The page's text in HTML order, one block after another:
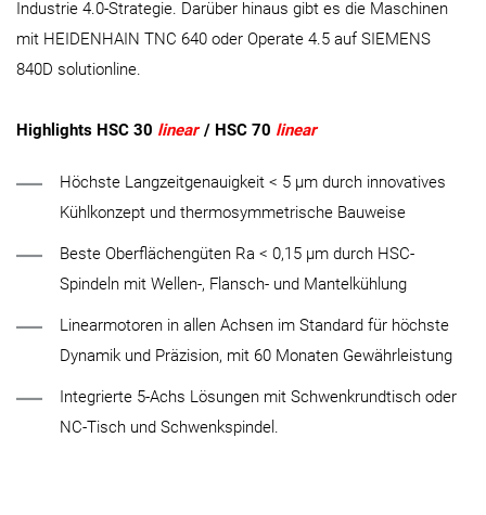
Industrie 4.0-Strategie. Darüber hinaus gibt es die Maschinen
mit HEIDENHAIN TNC 640 oder Operate 4.5 auf SIEMENS
840D solutionline.
Highlights HSC 30 linear/ HSC 70 linear
Höchste Langzeitgenauigkeit < 5 µm durch innovatives
Kühlkonzept und thermosymmetrische Bauweise
Beste Oberflächengüten Ra < 0,15 µm durch HSC-
Spindeln mit Wellen-, Flansch- und Mantelkühlung
Linearmotoren in allen Achsen im Standard für höchste
Dynamik und Präzision, mit 60 Monaten Gewährleistung
Integrierte 5-Achs Lösungen mit Schwenkrundtisch oder
NC-Tisch und Schwenkspindel.